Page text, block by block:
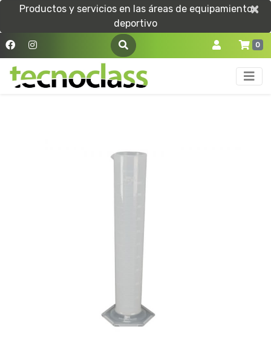
Productos y servicios en las áreas de equipamiento
deportivo
×
×
0